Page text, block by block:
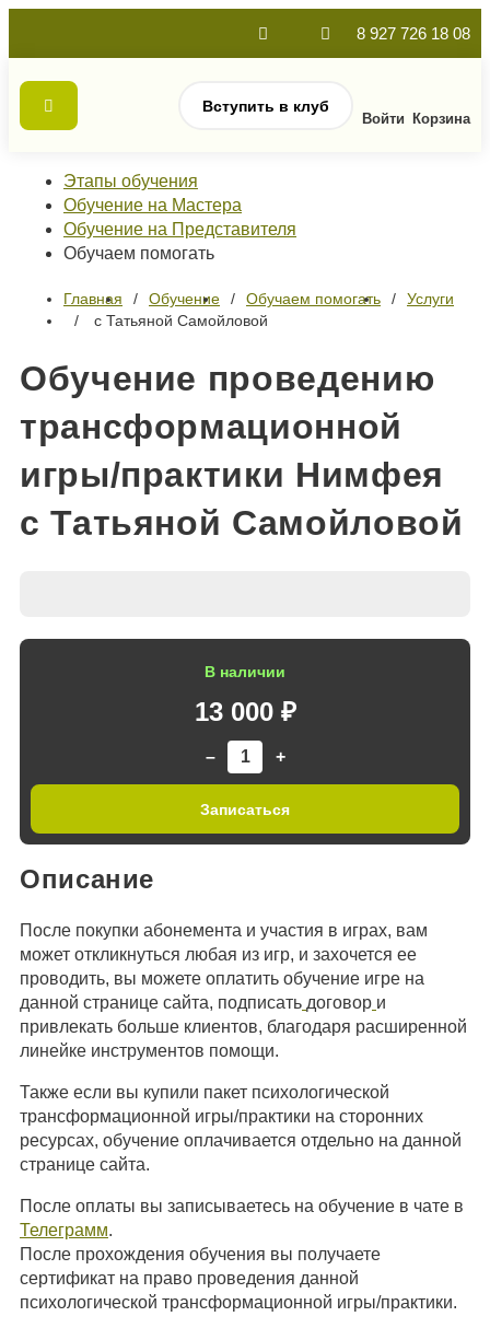
8 927 726 18 08
Вступить в клуб
Войти Корзина
Этапы обучения
Обучение на Мастера
Обучение на Представителя
Обучаем помогать
Главная Обучение Обучаем помогать
Услуги
с Татьяной Самойловой
Обучение проведению
трансформационной
игры/практики Нимфея
с Татьяной Самойловой
В наличии
13 000 ₽
– +
Записаться
Описание
После покупки абонемента и участия в играх, вам
может откликнуться любая из игр, и захочется ее
проводить, вы можете оплатить обучение игре на
данной странице сайта, подписать договор и
привлекать больше клиентов, благодаря расширенной
линейке инструментов помощи.
Также если вы купили пакет психологической
трансформационной игры/практики на сторонних
ресурсах, обучение оплачивается отдельно на данной
странице сайта.
После оплаты вы записываетесь на обучение в чате в
Телеграмм.
После прохождения обучения вы получаете
сертификат на право проведения данной
психологической трансформационной игры/практики.